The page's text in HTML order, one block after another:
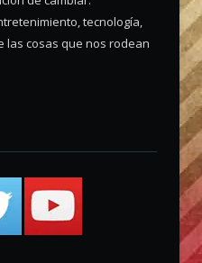
tecnología,
las cosas que nos rodean